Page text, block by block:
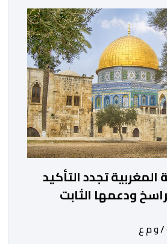
تجدد التأكيد
ودعمها الثابت
للشعب الفلسطيني
/ و م ع